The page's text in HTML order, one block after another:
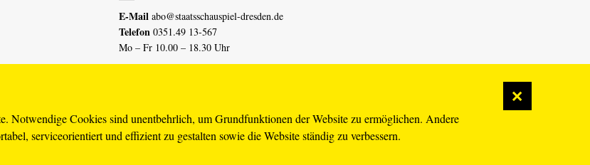
Notwendige Cookies sind unentbehrlich, um Grundfunktionen der Website zu ermöglichen. Andere
serviceorientiert und effizient zu gestalten sowie die Website ständig zu verbessern.
E-Mail abo@staatsschauspiel-dresden.de
Telefon 0351.49 13-567
Mo – Fr 10.00 – 18.30 Uhr
Erklärung Barrierefreiheit